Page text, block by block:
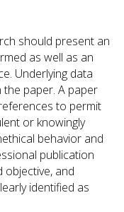
should present an
as well as an
Underlying data
paper. A paper
to permit
or knowingly
behavior and
publication
objective, and
identified as